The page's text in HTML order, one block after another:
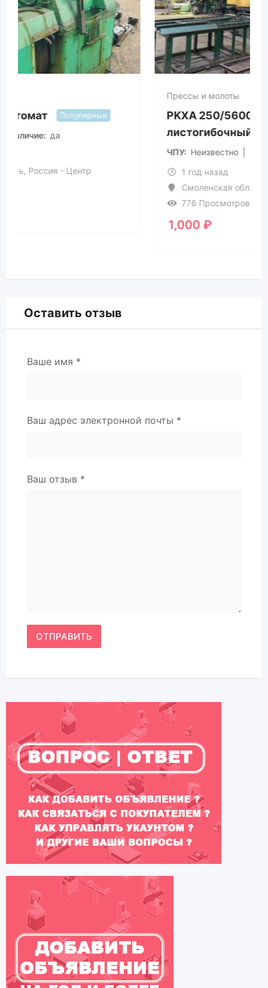
PKXA 250/5600 Erfurt
листогибочный пресс
Популярные
да
1 год назад
Россия - Центр
Оставить отзыв
Ваше имя *
Ваш адрес электронной почты *
Ваш отзыв *